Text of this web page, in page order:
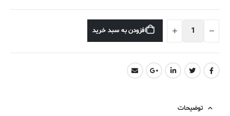
افزودن به سبد خرید
توضیحات